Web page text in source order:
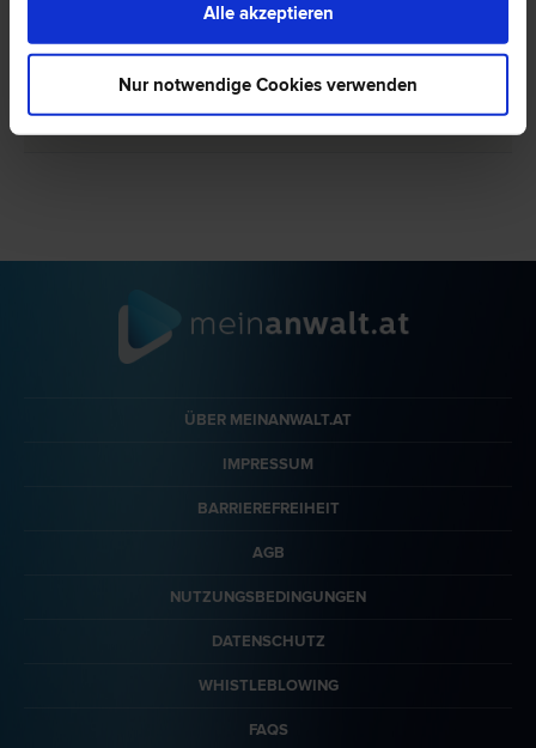
Alle akzeptieren
Nur notwendige Cookies verwenden
0 Bewertungen
ÜBER MEINANWALT.AT
IMPRESSUM
BARRIEREFREIHEIT
AGB
NUTZUNGSBEDINGUNGEN
DATENSCHUTZ
WHISTLEBLOWING
FAQS